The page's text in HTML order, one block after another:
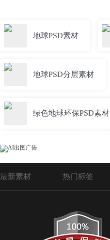
地球PSD素材
地球PSD分层素材
绿色地球环保PSD素材
psd封面地球
蓝色地球psd
蓝色地球背景素材psd
最新素材 热门标签